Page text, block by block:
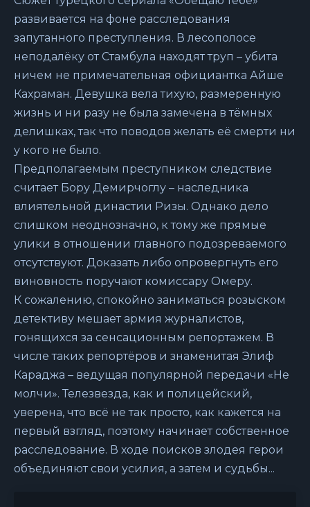
развивается на фоне расследования
запутанного преступления. В лесополосе
неподалёку от Стамбула находят труп – убита
ничем не примечательная официантка Айше
Кахраман. Девушка вела тихую, размеренную
жизнь и ни разу не была замечена в тёмных
делишках, так что поводов желать её смерти ни
у кого не было.
Предполагаемым преступником следствие
считает Бору Демирчоглу – наследника
влиятельной династии Ризы. Однако дело
слишком неоднозначно, к тому же прямые
улики в отношении главного подозреваемого
отсутствуют. Доказать либо опровергнуть его
виновность поручают комиссару Омеру.
К сожалению, спокойно заниматься розыском
детективу мешает армия журналистов,
гонящихся за сенсационным репортажем. В
числе таких репортёров и знаменитая Элиф
Караджа – ведущая популярной передачи «Не
молчи». Телезвезда, как и полицейский,
уверена, что всё не так просто, как кажется на
первый взгляд, поэтому начинает собственное
расследование. В ходе поисков злодея герои
объединяют свои усилия, а затем и судьбы...